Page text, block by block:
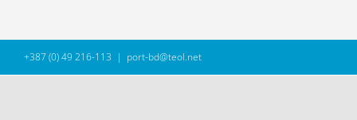
+387 (0) 49 216-113 | port-bd@teol.net